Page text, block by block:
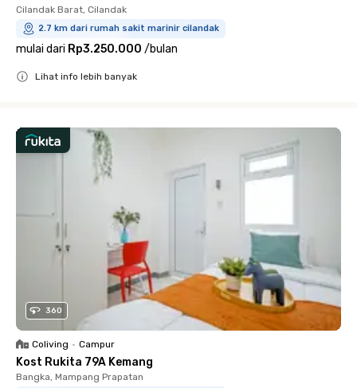
Cilandak Barat, Cilandak
2.7 km dari rumah sakit marinir cilandak
mulai dari Rp3.250.000 /bulan
Lihat info lebih banyak
360
Coliving • Campur
Kost Rukita 79A Kemang
Bangka, Mampang Prapatan